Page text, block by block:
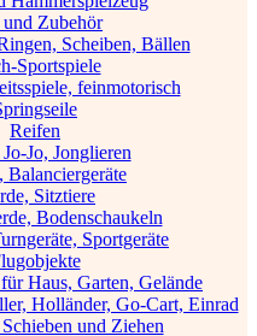
Zubehör
Scheiben, Bällen
Sportspiele
feinmotorisch
Reifen
Jo, Jonglieren
Balanciergeräte
Sitztiere
Bodenschaukeln
Sportgeräte
Haus, Garten, Gelände
Holländer, Go-Cart, Einrad
und Ziehen